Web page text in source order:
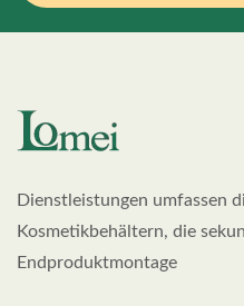
Dienstleistungen umfassen
Kosmetikbehältern, die
Endproduktmontage